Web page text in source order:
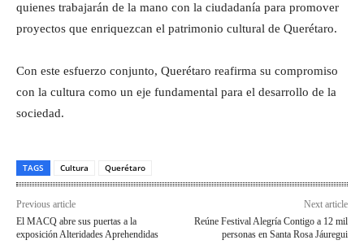
quienes trabajarán de la mano con la ciudadanía para promover
proyectos que enriquezcan el patrimonio cultural de Querétaro.
Con este esfuerzo conjunto, Querétaro reafirma su compromiso
con la cultura como un eje fundamental para el desarrollo de la
sociedad.
TAGS Cultura Querétaro
Previous article
El MACQ abre sus puertas a la
exposición Alteridades Aprehendidas
Next article
Reúne Festival Alegría Contigo a 12 mil
personas en Santa Rosa Jáuregui